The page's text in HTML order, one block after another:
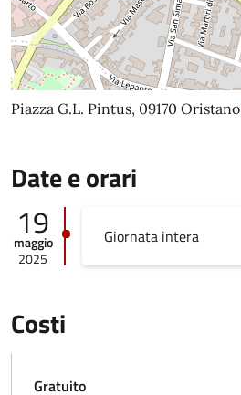
Piazza G.L. Pintus, 09170 Oristano
Date e orari
19
maggio
2025
Giornata intera
Costi
Gratuito